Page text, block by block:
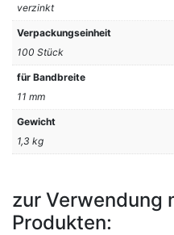
verzinkt
Verpackungseinheit
100 Stück
für Bandbreite
11 mm
Gewicht
1,3 kg
zur Verwendung
Produkten: